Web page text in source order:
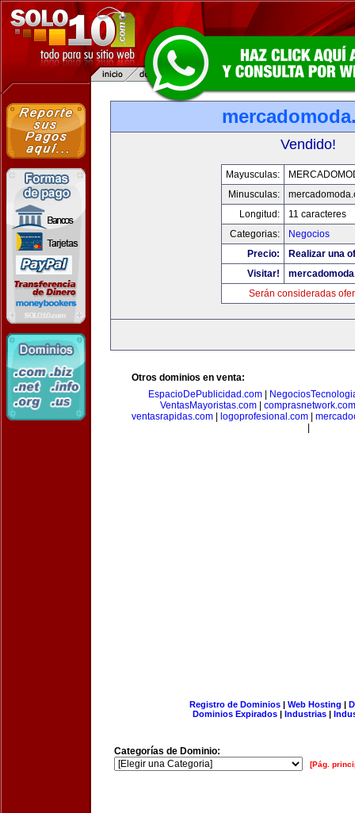
Vendido!
Mayusculas:
Minusculas:
Longitud:
11 caracteres
Categorias:
Negocios
Precio:
Realizar una
Visitar!
Serán consideradas
Otros dominios en venta:
EspacioDePublicidad.com|
VentasMayoristas.com| comprasnetwork.com
ventasrapidas.com
logoprofesional.com
Registro de Dominios| Web Hosting |
Dominios Expirados | Industrias |
Categorías de Dominio:
[Pág.